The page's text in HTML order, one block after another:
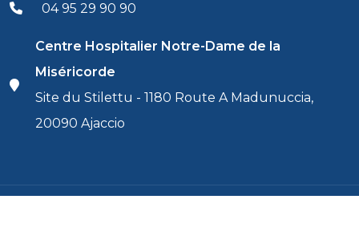
04 95 29 90 90
Centre Hospitalier Notre-Dame de la
Miséricorde
Site du Stilettu - 1180 Route A Madunuccia,
20090 Ajaccio